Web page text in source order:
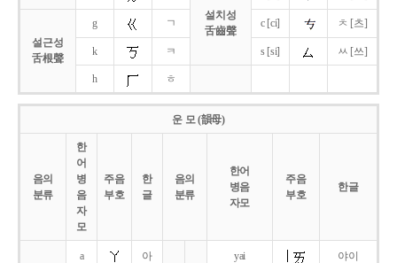
설치성
舌齒聲
설근성
舌根聲
g ㄱ c [ci] ㅊ [츠]
k ㅋ s [si] ㅆ [쓰]
h ㅎ
운 모 (韻母)
음의
분류
한
어
병
음
자
모
주음
부호
한
글
음의
분류
한어
병음
자모
주음
부호
한글
a 아 yai 야이